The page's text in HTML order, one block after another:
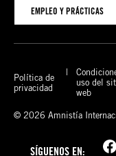
EMPLEO Y PRÁCTICAS
Política de
privacidad
uso del
web
© 2026 Amnistía
SÍGUENOS EN: Facebook